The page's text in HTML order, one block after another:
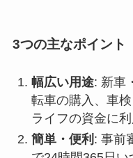
3つの主なポイント
幅広い用途: 新車
転車の購入、車
ライフの資金に利
簡単・便利 : 事前